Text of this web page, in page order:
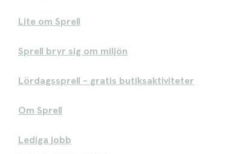
Lite om Sprell
Sprell bryr sig om miljön
Lördagssprell - gratis butiksaktiviteter
Om Sprell
Lediga jobb